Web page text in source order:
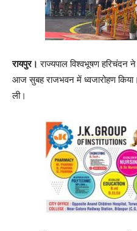
रायपुर। राज्यपाल विश्वभूषण
आज सुबह राजभवन में ध्वजारोहण
ली।